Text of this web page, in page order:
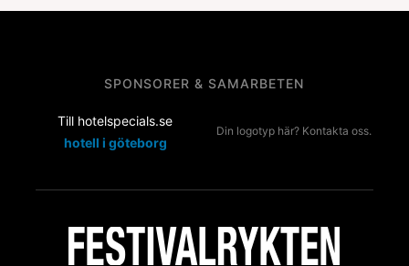
SPONSORER & SAMARBETEN
Till hotelspecials.se
hotell i göteborg
Din logotyp här? Kontakta oss.